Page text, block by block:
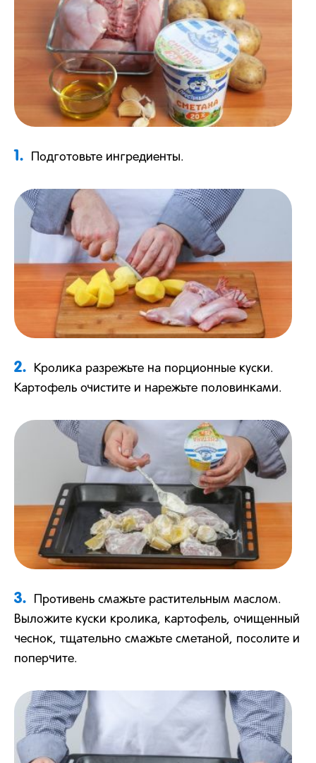
1. Подготовьте ингредиенты.
2.
Кролика разрежьте на порционные куски.
Картофель очистите и нарежьте половинками.
3.
Противень смажьте растительным маслом.
Выложите куски кролика, картофель, очищенный
чеснок, тщательно смажьте сметаной, посолите и
поперчите.